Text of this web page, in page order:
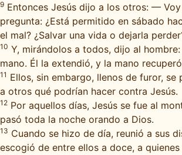
9 Entonces Jesús dijo a los otros: — Voy
pregunta: ¿Está permitido en sábado
el mal? ¿Salvar una vida o dejarla
10 Y, mirándolos a todos, dijo al
mano. Él la extendió, y la mano
11 Ellos, sin embargo, llenos de furor, se
a otros qué podrían hacer contra Jesús.
12 Por aquellos días, Jesús se fue al
pasó toda la noche orando a Dios.
13 Cuando se hizo de día, reunió a sus
escogió de entre ellos a doce, a